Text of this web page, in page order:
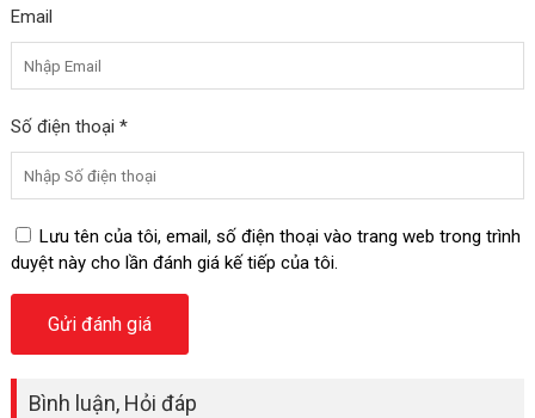
Email
Số điện thoại *
Lưu tên của tôi, email, số điện thoại vào trang web trong trình
duyệt này cho lần đánh giá kế tiếp của tôi.
Bình luận, Hỏi đáp